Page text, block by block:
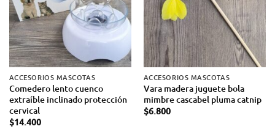
ACCESORIOS MASCOTAS
Comedero lento cuenco
extraíble inclinado protección
cervical
$14.400
ACCESORIOS MASCOTAS
Vara madera juguete bola
mimbre cascabel pluma catnip
$6.800